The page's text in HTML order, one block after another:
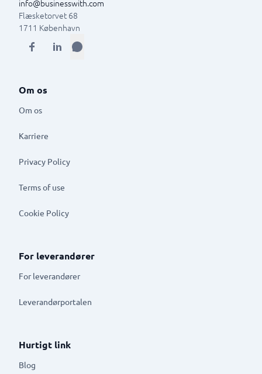
info@businesswith.com
Flæsketorvet 68
1711 København
Om os
Om os
Karriere
Privacy Policy
Terms of use
Cookie Policy
For leverandører
For leverandører
Leverandørportalen
Hurtigt link
Blog